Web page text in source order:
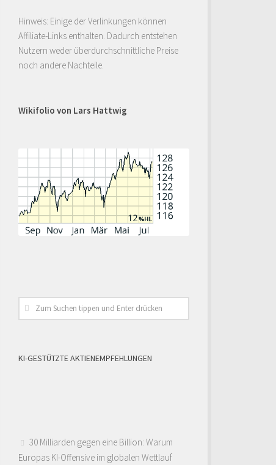
Hinweis: Einige der Verlinkungen können
Affiliate-Links enthalten. Dadurch entstehen
Nutzern weder überdurchschnittliche Preise
noch andere Nachteile.
Wikifolio von Lars Hattwig
KI-GESTÜTZTE AKTIENEMPFEHLUNGEN
30 Milliarden gegen eine Billion: Warum
Europas KI-Offensive im globalen Wettlauf